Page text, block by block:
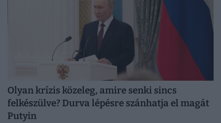
Olyan krízis közeleg, amire senki sincs
felkészülve? Durva lépésre szánhatja el magát
Putyin